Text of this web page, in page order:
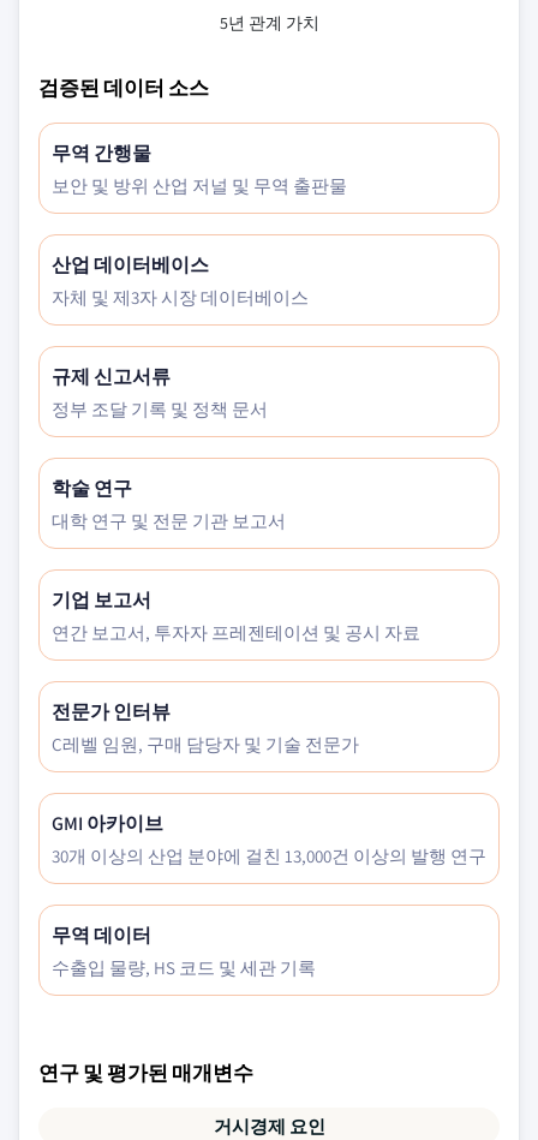
5년 관계 가치
검증된 데이터 소스
무역 간행물
보안 및 방위 산업 저널 및 무역 출판물
산업 데이터베이스
자체 및 제3자 시장 데이터베이스
규제 신고서류
정부 조달 기록 및 정책 문서
학술 연구
대학 연구 및 전문 기관 보고서
기업 보고서
연간 보고서, 투자자 프레젠테이션 및 공시 자료
전문가 인터뷰
C레벨 임원, 구매 담당자 및 기술 전문가
GMI 아카이브
30개 이상의 산업 분야에 걸친 13,000건 이상의 발행 연구
무역 데이터
수출입 물량, HS 코드 및 세관 기록
연구 및 평가된 매개변수
거시경제 요인